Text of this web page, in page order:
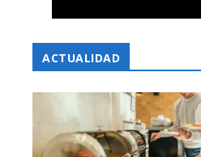
ACTUALIDAD